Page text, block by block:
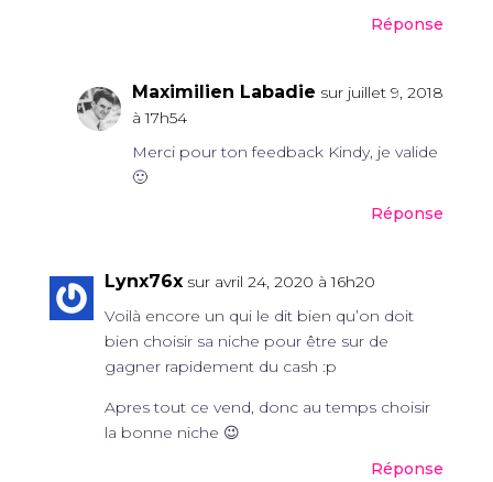
Réponse
Maximilien Labadie sur juillet 9, 2018
à 17h54
Merci pour ton feedback Kindy, je valide
🙂
Réponse
Lynx76x sur avril 24, 2020 à 16h20
Voilà encore un qui le dit bien qu’on doit
bien choisir sa niche pour être sur de
gagner rapidement du cash :p
Apres tout ce vend, donc au temps choisir
la bonne niche 😉
Réponse